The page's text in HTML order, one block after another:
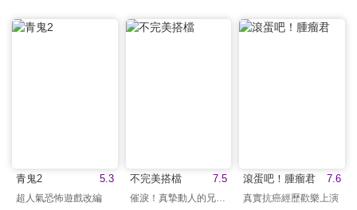
5.3
青鬼2
超人氣恐怖遊戲改編
7.5
不完美搭檔
催淚！真摯動人的兄弟情
7.6
滾蛋吧！腫瘤君
真實抗癌經歷歡樂上演